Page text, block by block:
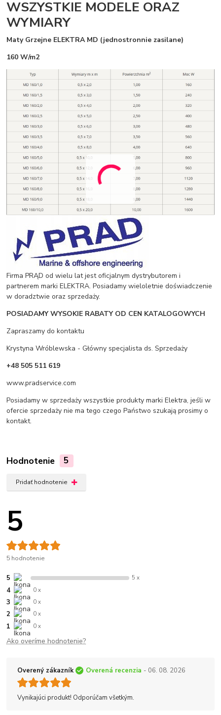
WSZYSTKIE MODELE ORAZ
WYMIARY
Maty Grzejne ELEKTRA MD (jednostronnie zasilane)
160 W/m2
Firma PRĄD od wielu lat jest oficjalnym dystrybutorem i
partnerem marki ELEKTRA. Posiadamy wieloletnie doświadczenie
w doradztwie oraz sprzedaży.
POSIADAMY WYSOKIE RABATY OD CEN KATALOGOWYCH
Zapraszamy do kontaktu
Krystyna Wróblewska - Główny specjalista ds. Sprzedaży
+48 505 511 619
www.pradservice.com
Posiadamy w sprzedaży wszystkie produkty marki Elektra, jeśli w
ofercie sprzedaży nie ma tego czego Państwo szukają prosimy o
kontakt.
Hodnotenie 5
Pridať hodnotenie
5
5 hodnotenie
5 5 x
4 0 x
3 0 x
2 0 x
1 0 x
Ako overíme hodnotenie?
Overený zákazník Overená recenzia - 06. 08. 2026
Vynikajúci produkt! Odporúčam všetkým.